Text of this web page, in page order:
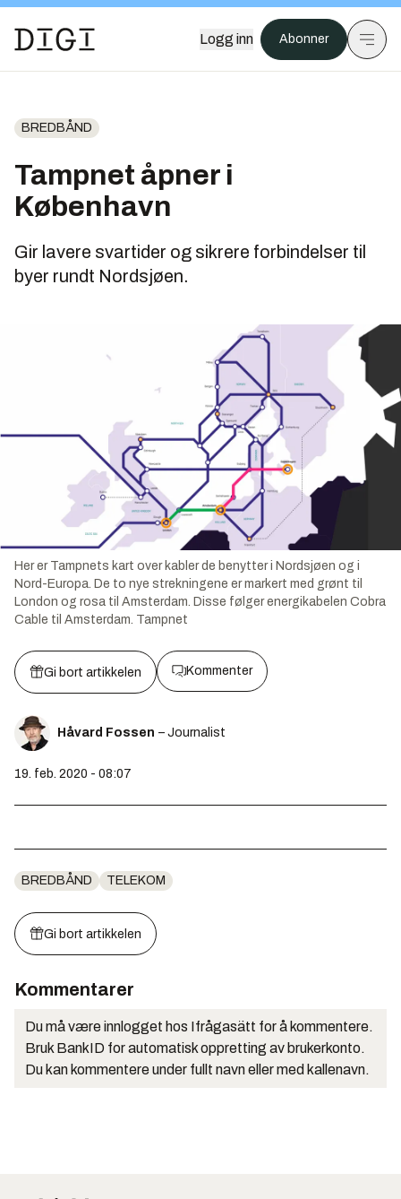
Logg inn Abonner
BREDBÅND
Tampnet åpner i
København
Gir lavere svartider og sikrere forbindelser til
byer rundt Nordsjøen.
Her er Tampnets kart over kabler de benytter i Nordsjøen og i
Nord-Europa. De to nye strekningene er markert med grønt til
London og rosa til Amsterdam. Disse følger energikabelen Cobra
Cable til Amsterdam. Tampnet
Gi bort artikkelen Kommenter
Håvard Fossen – Journalist
19. feb. 2020 - 08:07
BREDBÅND TELEKOM
Gi bort artikkelen
Kommentarer
Du må være innlogget hos Ifrågasätt for å kommentere.
Bruk BankID for automatisk oppretting av brukerkonto.
Du kan kommentere under fullt navn eller med kallenavn.